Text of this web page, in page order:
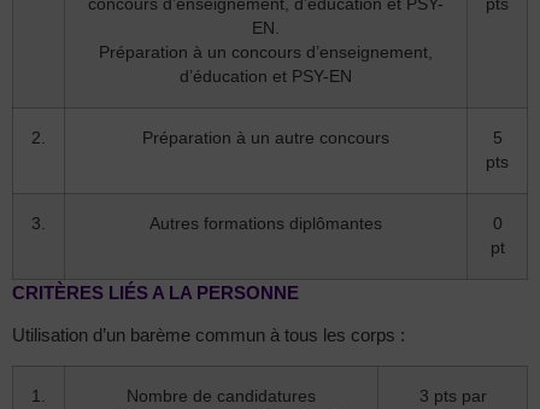
concours d’enseignement, d’éducation et PSY-
EN.
Préparation à un concours d’enseignement,
d’éducation et PSY-EN
pts
2. Préparation à un autre concours
5
pts
3. Autres formations diplômantes
0
pt
CRITÈRES LIÉS A LA PERSONNE
Utilisation d’un barème commun à tous les corps :
1.
Nombre de candidatures
3 pts par